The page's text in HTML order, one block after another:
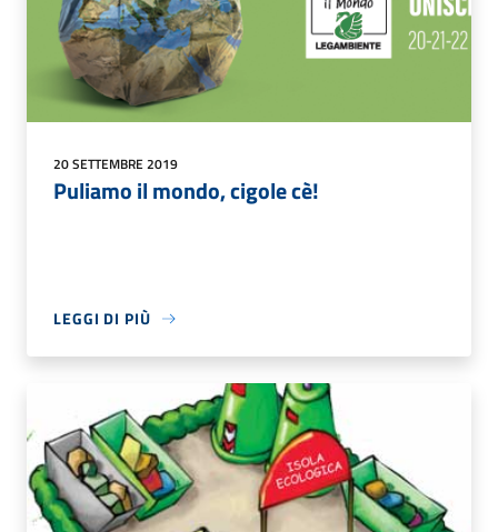
20 SETTEMBRE 2019
Puliamo il mondo, cigole cè!
LEGGI DI PIÙ